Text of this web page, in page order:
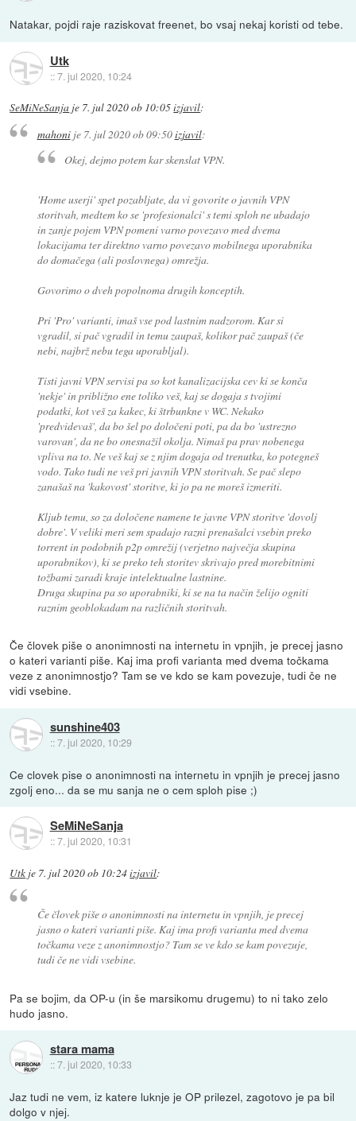
Natakar, pojdi raje raziskovat freenet, bo vsaj nekaj koristi od tebe.
Utk
::7. jul 2020, 10:24
SeMiNeSanja je 7. jul 2020 ob 10:05izjavil:
mahonije 7. jul 2020 ob 09:50izjavil:
Okej, dejmo potem kar skenslat VPN.
'Home userji' spet pozabljate, da vi govorite o javnih VPN
storitvah, medtem ko se 'profesionalci' s temi sploh ne ubadajo
in zanje pojem VPN pomeni varno povezavo med dvema
lokacijama ter direktno varno povezavo mobilnega uporabnika
do domačega (ali poslovnega) omrežja.
Govorimo o dveh popolnoma drugih konceptih.
Pri 'Pro' varianti, imaš vse pod lastnim nadzorom. Kar si
vgradil, si pač vgradil in temu zaupaš, kolikor pač zaupaš (če
nebi, najbrž nebu tega uporabljal).
Tisti javni VPN servisi pa so kot kanalizacijska cev ki se konča
'nekje' in približno ene toliko veš, kaj se dogaja s tvojimi
podatki, kot veš za kakec, ki štrbunkne v WC. Nekako
'predvidevaš', da bo šel po določeni poti, pa da bo 'ustrezno
varovan', da ne bo onesnažil okolja. Nimaš pa prav nobenega
vpliva na to. Ne veš kaj se z njim dogaja od trenutka, ko potegneš
vodo. Tako tudi ne veš pri javnih VPN storitvah. Se pač slepo
zanašaš na 'kakovost' storitve, ki jo pa ne moreš izmeriti.
Kljub temu, so za določene namene te javne VPN storitve 'dovolj
dobre'. V veliki meri sem spadajo razni prenašalci vsebin preko
torrent in podobnih p2p omrežij (verjetno največja skupina
uporabnikov), ki se preko teh storitev skrivajo pred morebitnimi
tožbami zaradi kraje intelektualne lastnine.
Druga skupina pa so uporabniki, ki se na ta način želijo ogniti
raznim geoblokadam na različnih storitvah.
Če človek piše o anonimnosti na internetu in vpnjih, je precej jasno
o kateri varianti piše. Kaj ima profi varianta med dvema točkama
veze z anonimnostjo? Tam se ve kdo se kam povezuje, tudi če ne
vidi vsebine.
sunshine403
::7. jul 2020, 10:29
Ce clovek pise o anonimnosti na internetu in vpnjih je precej jasno
zgolj eno... da se mu sanja ne o cem sploh pise ;)
SeMiNeSanja
::7. jul 2020, 10:31
Utk je 7. jul 2020 ob 10:24izjavil:
Če človek piše o anonimnosti na internetu in vpnjih, je precej
jasno o kateri varianti piše. Kaj ima profi varianta med dvema
točkama veze z anonimnostjo? Tam se ve kdo se kam povezuje,
tudi če ne vidi vsebine.
Pa se bojim, da OP-u (in še marsikomu drugemu) to ni tako zelo
hudo jasno.
stara mama
::7. jul 2020, 10:33
Jaz tudi ne vem, iz katere luknje je OP prilezel, zagotovo je pa bil
dolgo v njej.